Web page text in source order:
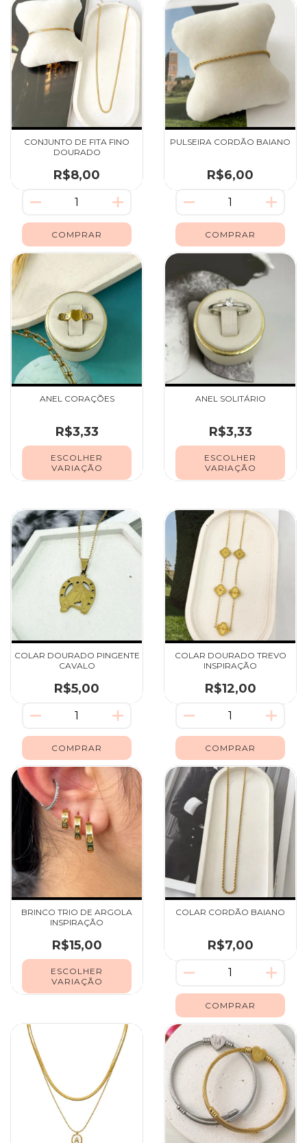
CONJUNTO DE FITA FINO
DOURADO
R$8,00
PULSEIRA CORDÃO BAIANO
R$6,00
ANEL CORAÇÕES
R$3,33
ESCOLHER
VARIAÇÃO
ANEL SOLITÁRIO
R$3,33
ESCOLHER
VARIAÇÃO
COLAR DOURADO PINGENTE
CAVALO
R$5,00
COLAR DOURADO TREVO
INSPIRAÇÃO
R$12,00
BRINCO TRIO DE ARGOLA
INSPIRAÇÃO
R$15,00
ESCOLHER
VARIAÇÃO
COLAR CORDÃO BAIANO
R$7,00